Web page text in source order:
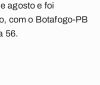
agosto e foi
com o Botafogo-PB
56.